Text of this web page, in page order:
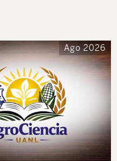
Ago 2026